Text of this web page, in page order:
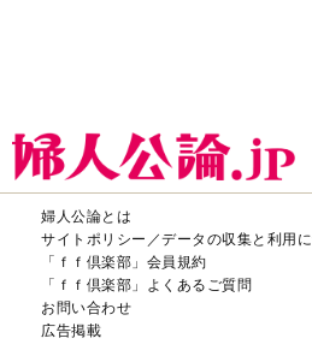
婦人公論とは
サイトポリシー／データの収集と利用
「ｆｆ倶楽部」会員規約
「ｆｆ倶楽部」よくあるご質問
お問い合わせ
広告掲載